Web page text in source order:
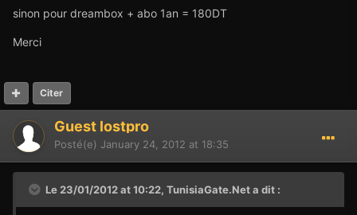
sinon pour dreambox + abo 1an = 180DT
Merci
Citer
Guest lostpro
Posté(e) January 24, 2012 at 18:35
Le 23/01/2012 at 10:22, TunisiaGate.Net a dit :